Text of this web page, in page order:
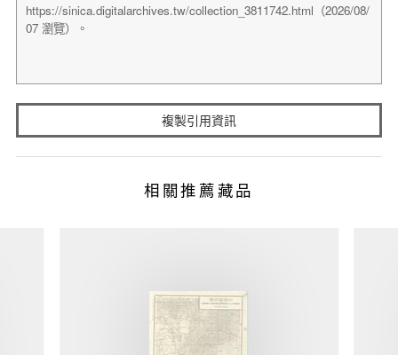
複製引用資訊
相關推薦藏品